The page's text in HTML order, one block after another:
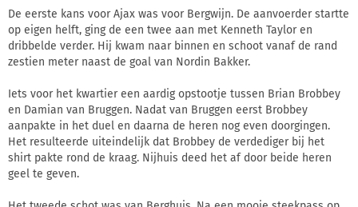
De eerste kans voor Ajax was voor Bergwijn. De aanvoerder startte
op eigen helft, ging de een twee aan met Kenneth Taylor en
dribbelde verder. Hij kwam naar binnen en schoot vanaf de rand
zestien meter naast de goal van Nordin Bakker.
Iets voor het kwartier een aardig opstootje tussen Brian Brobbey
en Damian van Bruggen. Nadat van Bruggen eerst Brobbey
aanpakte in het duel en daarna de heren nog even doorgingen.
Het resulteerde uiteindelijk dat Brobbey de verdediger bij het
shirt pakte rond de kraag. Nijhuis deed het af door beide heren
geel te geven.